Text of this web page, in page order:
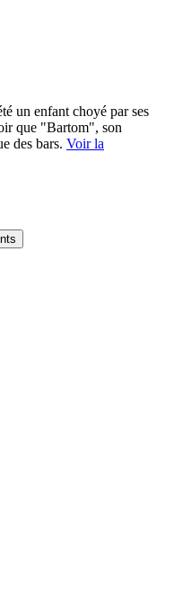
un enfant choyé par ses
que "Bartom", son
des bars. Voir la